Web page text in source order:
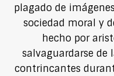
plagado de
sociedad moral y
hecho por
salvaguardarse de
contrincantes